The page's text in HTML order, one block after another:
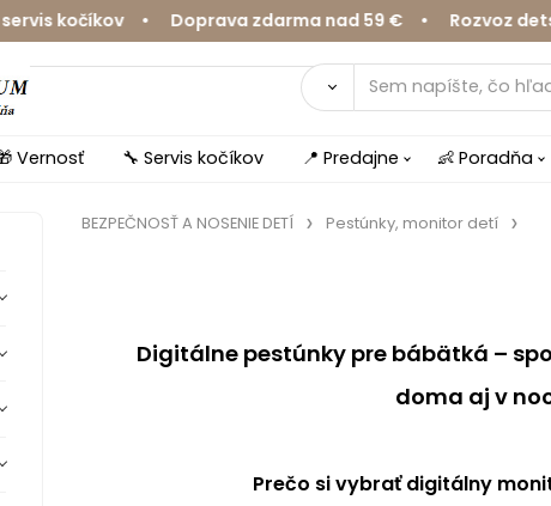
• Doprava zdarma nad 59 € • Rozvoz
Vernosť 🔧 Servis kočíkov 📍 Predajne 👶 Poradňa
BEZPEČNOSŤ A NOSENIE DETÍ Pestúnky, monitor detí
Digitálne pestúnky pre bábätká –
doma aj v
Prečo si vybrať digitálny